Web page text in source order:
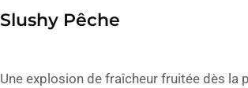
Slushy Pêche
Une explosion de fraîcheur fruitée dès la